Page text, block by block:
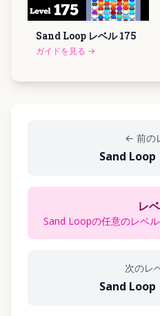
Sand Loop レベル 175
ガイドを見る →
← 前の
Sand Loop
レ
Sand Loopの任意のレベ
次のレ
Sand Loop